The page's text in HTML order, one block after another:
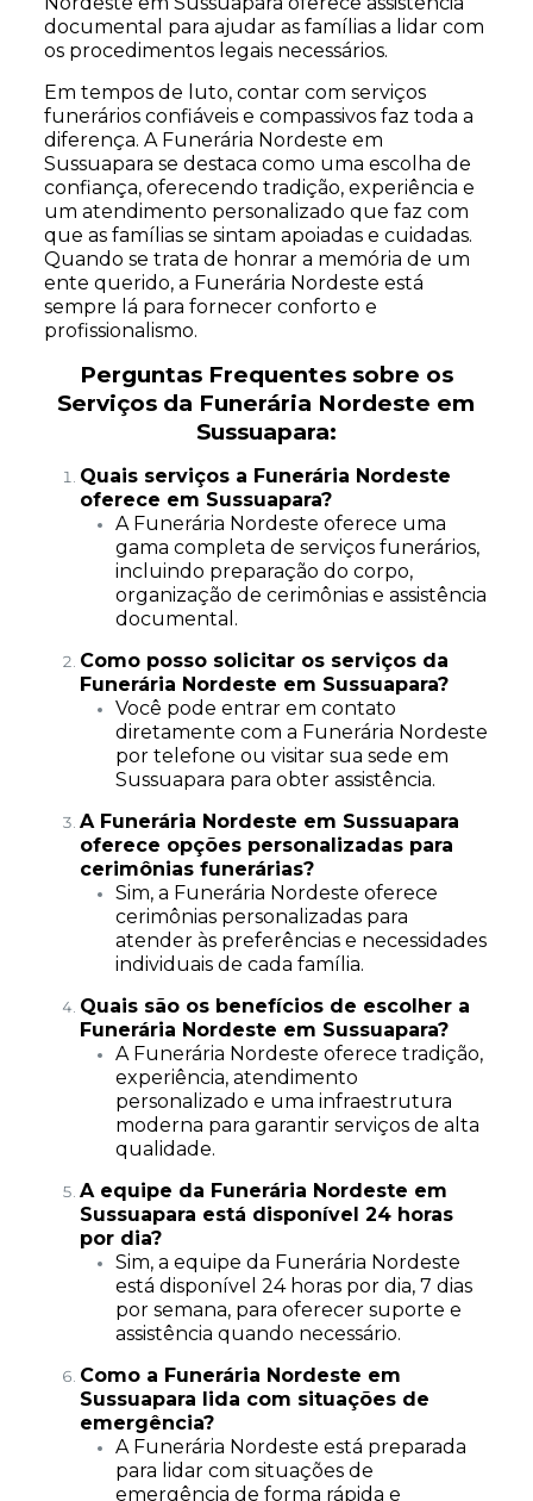
documental para ajudar as famílias a lidar com
os procedimentos legais necessários.
Em tempos de luto, contar com serviços
funerários confiáveis e compassivos faz toda a
diferença. A Funerária Nordeste em
Sussuapara se destaca como uma escolha de
confiança, oferecendo tradição, experiência e
um atendimento personalizado que faz com
que as famílias se sintam apoiadas e cuidadas.
Quando se trata de honrar a memória de um
ente querido, a Funerária Nordeste está
sempre lá para fornecer conforto e
profissionalismo.
Perguntas Frequentes sobre os
Serviços da Funerária Nordeste em
Sussuapara:
Quais serviços a Funerária Nordeste
oferece em Sussuapara?
A Funerária Nordeste oferece uma
gama completa de serviços funerários,
incluindo preparação do corpo,
organização de cerimônias e assistência
documental.
Como posso solicitar os serviços da
Funerária Nordeste em Sussuapara?
Você pode entrar em contato
diretamente com a Funerária Nordeste
por telefone ou visitar sua sede em
Sussuapara para obter assistência.
A Funerária Nordeste em Sussuapara
oferece opções personalizadas para
cerimônias funerárias?
Sim, a Funerária Nordeste oferece
cerimônias personalizadas para
atender às preferências e necessidades
individuais de cada família.
Quais são os benefícios de escolher a
Funerária Nordeste em Sussuapara?
A Funerária Nordeste oferece tradição,
experiência, atendimento
personalizado e uma infraestrutura
moderna para garantir serviços de alta
qualidade.
A equipe da Funerária Nordeste em
Sussuapara está disponível 24 horas
por dia?
Sim, a equipe da Funerária Nordeste
está disponível 24 horas por dia, 7 dias
por semana, para oferecer suporte e
assistência quando necessário.
Como a Funerária Nordeste em
Sussuapara lida com situações de
emergência?
A Funerária Nordeste está preparada
para lidar com situações de
emergência de forma rápida e